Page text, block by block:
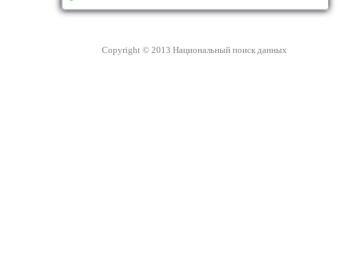
Copyright © 2013 Национальный поиск данных